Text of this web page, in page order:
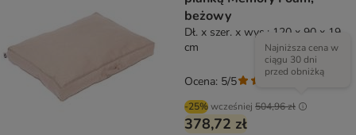
beżowy
Dł. x szer. x wys.: 120 x 90 x 19
cm
-25%wcześniej 504,96 zł
Najniższa cena w
ciągu 30 dni
przed obniżką
378,72 zł
Ocena: 5/5